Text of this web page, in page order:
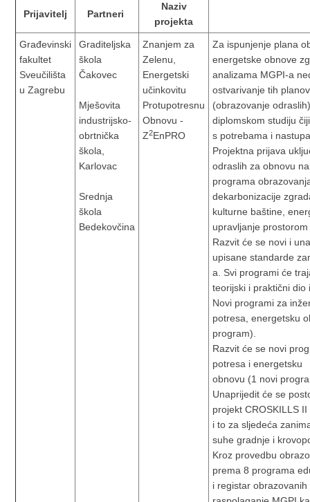
Prijavitelj Partneri
Naziv
projekta
Građevinski
fakultet
Sveučilišta
u Zagrebu
Graditeljska
škola
Čakovec
Mješovita
industrijsko-
obrtnička
škola,
Karlovac
Srednja
škola
Bedekovčina
Znanjem za
Zelenu,
Energetski
učinkovitu
Protupotresnu
Obnovu -
Z2EnPRO
Za ispunjenje plana
energetske obnove
analizama MGPI-a
ostvarivanje tih
(obrazovanje
diplomskom studiju
s potrebama i
Projektna prijava
odraslih za obnovu
programa
dekarbonizacije
kulturne baštine,
upravljanje
Razvit će se novi i
upisane standarde
a. Svi programi će
teorijski i praktični
Novi programi za
potresa, energetsku
program).
Razvit će se novi
potresa i energetsku
obnovu (1 novi
Unaprijedit će se
projekt CROSKILLS II
i to za sljedeća
suhe gradnje i
Kroz provedbu
prema 8 programa
i registar